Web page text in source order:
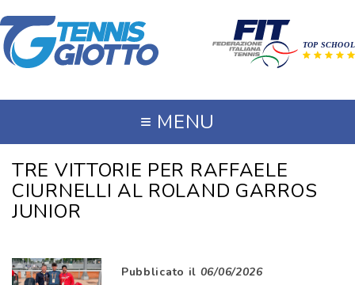
≡ MENU
TRE VITTORIE PER RAFFAELE
CIURNELLI AL ROLAND GARROS
JUNIOR
Pubblicato il 06/06/2026